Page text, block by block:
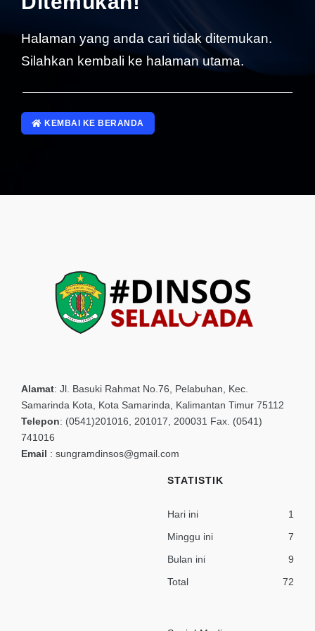
Halaman yang anda cari tidak ditemukan.
Silahkan kembali ke halaman utama.
KEMBAI KE BERANDA
Alamat: Jl. Basuki Rahmat No.76, Pelabuhan, Kec.
Samarinda Kota, Kota Samarinda, Kalimantan Timur 75112
Telepon: (0541)201016, 201017, 200031 Fax. (0541)
741016
Email : sungramdinsos@gmail.com
STATISTIK
Hari ini
1
Minggu ini
7
Bulan ini
9
Total
72